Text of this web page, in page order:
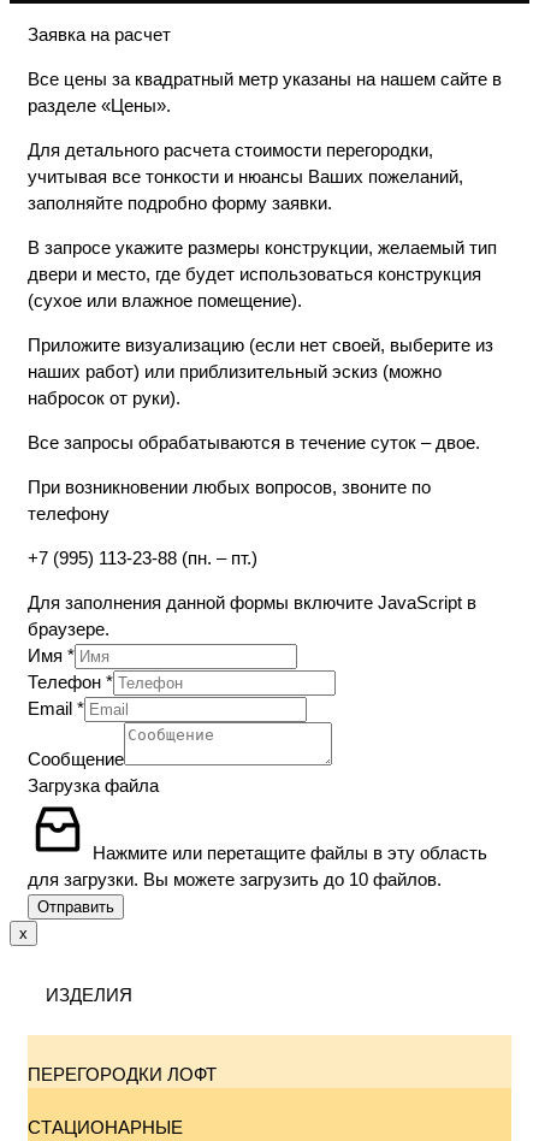
Заявка на расчет
Все цены за квадратный метр указаны на нашем сайте в
разделе «Цены».
Для детального расчета стоимости перегородки,
учитывая все тонкости и нюансы Ваших пожеланий,
заполняйте подробно форму заявки.
В запросе укажите размеры конструкции, желаемый тип
двери и место, где будет использоваться конструкция
(сухое или влажное помещение).
Приложите визуализацию (если нет своей, выберите из
наших работ) или приблизительный эскиз (можно
набросок от руки).
Все запросы обрабатываются в течение суток – двое.
При возникновении любых вопросов, звоните по
телефону
+7 (995) 113-23-88 (пн. – пт.)
Для заполнения данной формы включите JavaScript в
браузере.
Имя *
Телефон *
Email *
Сообщение
Загрузка файла
Нажмите или перетащите файлы в эту область
для загрузки. Вы можете загрузить до 10 файлов.
Отправить
x
ИЗДЕЛИЯ
ПЕРЕГОРОДКИ ЛОФТ
СТАЦИОНАРНЫЕ